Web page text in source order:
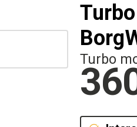
Turbo